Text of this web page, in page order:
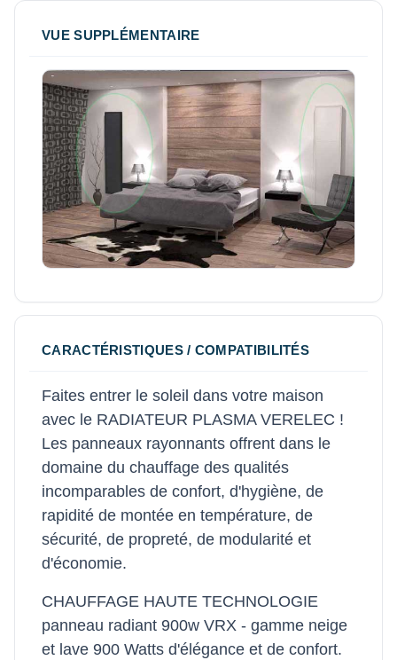
VUE SUPPLÉMENTAIRE
CARACTÉRISTIQUES / COMPATIBILITÉS
Faites entrer le soleil dans votre maison
avec le RADIATEUR PLASMA VERELEC !
Les panneaux rayonnants offrent dans le
domaine du chauffage des qualités
incomparables de confort, d'hygiène, de
rapidité de montée en température, de
sécurité, de propreté, de modularité et
d'économie.
CHAUFFAGE HAUTE TECHNOLOGIE
panneau radiant 900w VRX - gamme neige
et lave 900 Watts d'élégance et de confort.